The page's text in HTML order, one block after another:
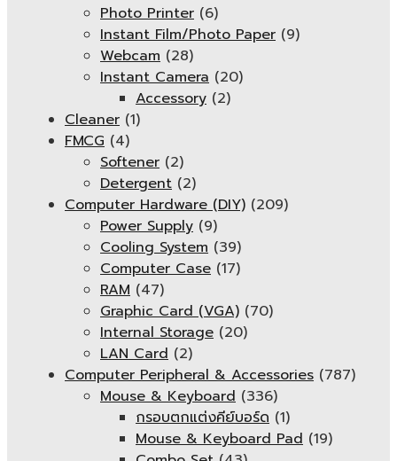
Photo Printer (6)
Instant Film/Photo Paper (9)
Webcam (28)
Instant Camera (20)
Accessory (2)
Cleaner (1)
FMCG (4)
Softener (2)
Detergent (2)
Computer Hardware (DIY) (209)
Power Supply (9)
Cooling System (39)
Computer Case (17)
RAM (47)
Graphic Card (VGA) (70)
Internal Storage (20)
LAN Card (2)
Computer Peripheral & Accessories (787)
Mouse & Keyboard (336)
กรอบตกแต่งคีย์บอร์ด (1)
Mouse & Keyboard Pad (19)